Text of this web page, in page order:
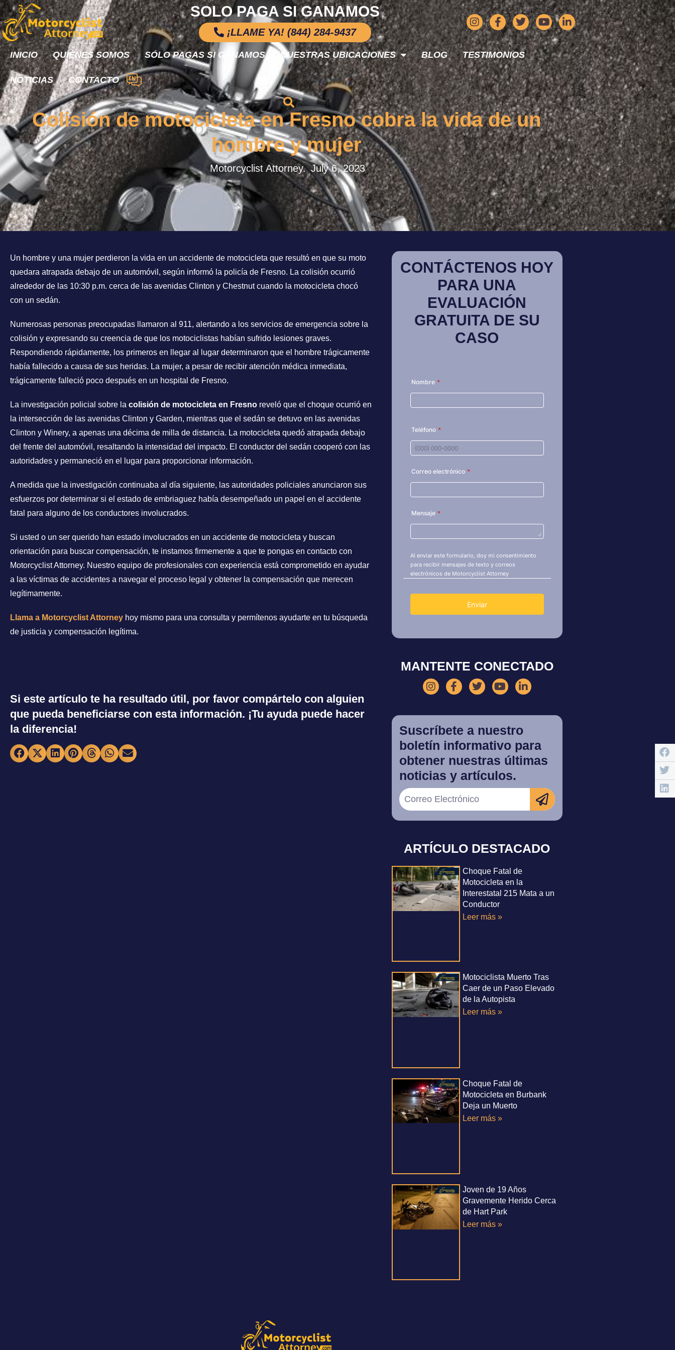
SOLO PAGA SI GANAMOS
¡LLAME YA! (844) 284-9437
INICIO QUIÉNES SOMOS SÓLO PAGAS SI GANAMOS NUESTRAS UBICACIONES BLOG TESTIMONIOS
NOTICIAS CONTACTO
Colisión de motocicleta en Fresno cobra la vida de un
hombre y mujer
Motorcyclist Attorney. July 6, 2023
Un hombre y una mujer perdieron la vida en un accidente de motocicleta que resultó en que su moto
quedara atrapada debajo de un automóvil, según informó la policía de Fresno. La colisión ocurrió
alrededor de las 10:30 p.m. cerca de las avenidas Clinton y Chestnut cuando la motocicleta chocó
con un sedán.
Numerosas personas preocupadas llamaron al 911, alertando a los servicios de emergencia sobre la
colisión y expresando su creencia de que los motociclistas habían sufrido lesiones graves.
Respondiendo rápidamente, los primeros en llegar al lugar determinaron que el hombre trágicamente
había fallecido a causa de sus heridas. La mujer, a pesar de recibir atención médica inmediata,
trágicamente falleció poco después en un hospital de Fresno.
La investigación policial sobre la colisión de motocicleta en Fresno reveló que el choque ocurrió en
la intersección de las avenidas Clinton y Garden, mientras que el sedán se detuvo en las avenidas
Clinton y Winery, a apenas una décima de milla de distancia. La motocicleta quedó atrapada debajo
del frente del automóvil, resaltando la intensidad del impacto. El conductor del sedán cooperó con las
autoridades y permaneció en el lugar para proporcionar información.
A medida que la investigación continuaba al día siguiente, las autoridades policiales anunciaron sus
esfuerzos por determinar si el estado de embriaguez había desempeñado un papel en el accidente
fatal para alguno de los conductores involucrados.
Si usted o un ser querido han estado involucrados en un accidente de motocicleta y buscan
orientación para buscar compensación, te instamos firmemente a que te pongas en contacto con
Motorcyclist Attorney. Nuestro equipo de profesionales con experiencia está comprometido en ayudar
a las víctimas de accidentes a navegar el proceso legal y obtener la compensación que merecen
legítimamente.
Llama a Motorcyclist Attorney hoy mismo para una consulta y permítenos ayudarte en tu búsqueda
de justicia y compensación legítima.
Si este artículo te ha resultado útil, por favor compártelo con alguien
que pueda beneficiarse con esta información. ¡Tu ayuda puede hacer
la diferencia!
CONTÁCTENOS HOY
PARA UNA
EVALUACIÓN
GRATUITA DE SU
CASO
MANTENTE CONECTADO
Suscríbete a nuestro
boletín informativo para
obtener nuestras últimas
noticias y artículos.
ARTÍCULO DESTACADO
Choque Fatal de
Motocicleta en la
Interestatal 215 Mata a un
Conductor
Leer más »
Motociclista Muerto Tras
Caer de un Paso Elevado
de la Autopista
Leer más »
Choque Fatal de
Motocicleta en Burbank
Deja un Muerto
Leer más »
Joven de 19 Años
Gravemente Herido Cerca
de Hart Park
Leer más »